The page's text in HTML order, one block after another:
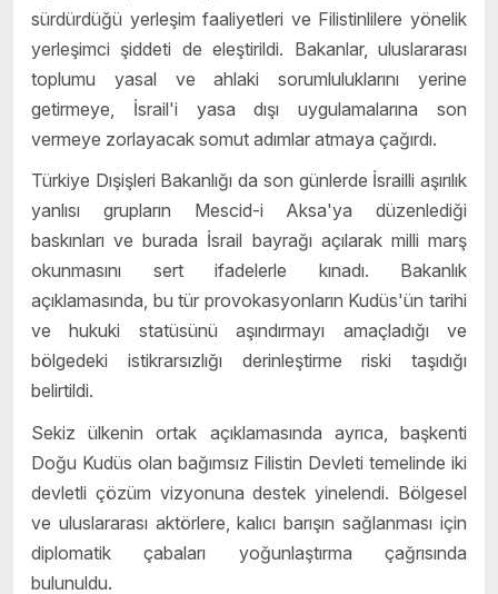
sürdürdüğü yerleşim faaliyetleri ve Filistinlilere yönelik
yerleşimci şiddeti de eleştirildi. Bakanlar, uluslararası
toplumu yasal ve ahlaki sorumluluklarını yerine
getirmeye, İsrail'i yasa dışı uygulamalarına son
vermeye zorlayacak somut adımlar atmaya çağırdı.
Türkiye Dışişleri Bakanlığı da son günlerde İsrailli aşırılık
yanlısı grupların Mescid-i Aksa'ya düzenlediği
baskınları ve burada İsrail bayrağı açılarak milli marş
okunmasını sert ifadelerle kınadı. Bakanlık
açıklamasında, bu tür provokasyonların Kudüs'ün tarihi
ve hukuki statüsünü aşındırmayı amaçladığı ve
bölgedeki istikrarsızlığı derinleştirme riski taşıdığı
belirtildi.
Sekiz ülkenin ortak açıklamasında ayrıca, başkenti
Doğu Kudüs olan bağımsız Filistin Devleti temelinde iki
devletli çözüm vizyonuna destek yinelendi. Bölgesel
ve uluslararası aktörlere, kalıcı barışın sağlanması için
diplomatik çabaları yoğunlaştırma çağrısında
bulunuldu.